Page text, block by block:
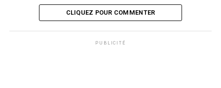
CLIQUEZ POUR COMMENTER
PUBLICITÉ